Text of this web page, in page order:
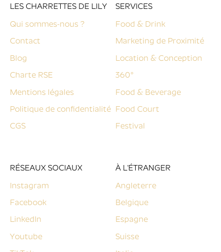
LES CHARRETTES DE LILY
Qui sommes-nous ?
Contact
Blog
Charte RSE
Mentions légales
Politique de confidentialité
CGS
SERVICES
Food & Drink
Marketing de Proximité
Location & Conception
360°
Food & Beverage
Food Court
Festival
RÉSEAUX SOCIAUX
Instagram
Facebook
LinkedIn
Youtube
À L'ÉTRANGER​
Angleterre
Belgique
Espagne
Suisse